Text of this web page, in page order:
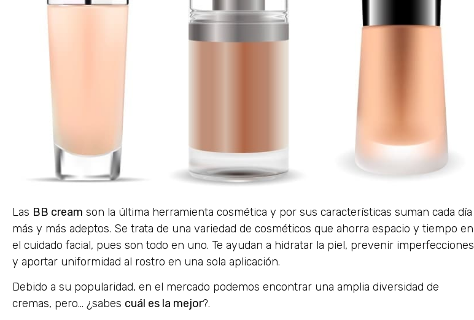
Las BB cream son la última herramienta cosmética y por sus características suman cada día
más y más adeptos. Se trata de una variedad de cosméticos que ahorra espacio y tiempo en
el cuidado facial, pues son todo en uno. Te ayudan a hidratar la piel, prevenir imperfecciones
y aportar uniformidad al rostro en una sola aplicación.
Debido a su popularidad, en el mercado podemos encontrar una amplia diversidad de
cremas, pero… ¿sabes cuál es la mejor?.